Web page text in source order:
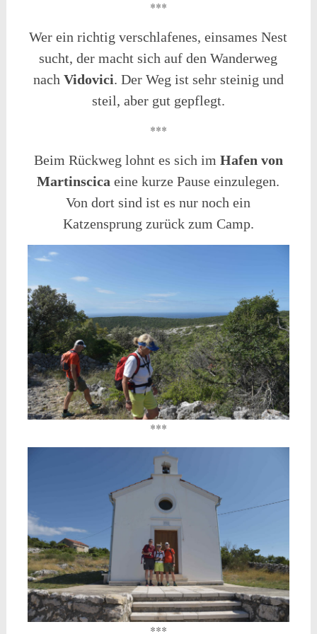
***
Wer ein richtig verschlafenes, einsames Nest
sucht, der macht sich auf den Wanderweg
nach Vidovici. Der Weg ist sehr steinig und
steil, aber gut gepflegt.
***
Beim Rückweg lohnt es sich im Hafen von
Martinscica eine kurze Pause einzulegen.
Von dort sind ist es nur noch ein
Katzensprung zurück zum Camp.
***
***